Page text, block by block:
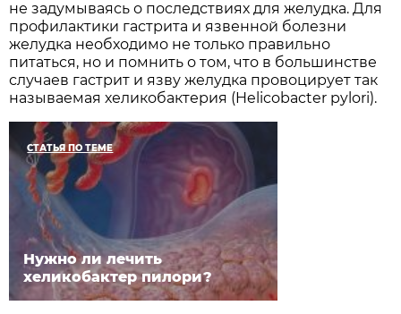
не задумываясь о последствиях для желудка. Для
профилактики гастрита и язвенной болезни
желудка необходимо не только правильно
питаться, но и помнить о том, что в большинстве
случаев гастрит и язву желудка провоцирует так
называемая хеликобактерия (Helicobacter pylori).
СТАТЬЯ ПО ТЕМЕ
Нужно ли лечить
хеликобактер пилори?